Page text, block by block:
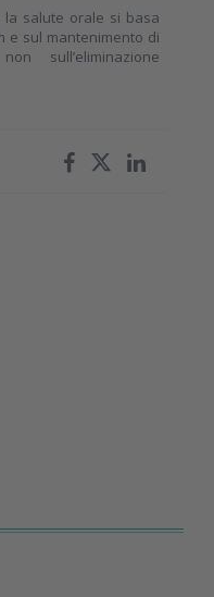
la salute orale si basa
e sul mantenimento di
sull’eliminazione